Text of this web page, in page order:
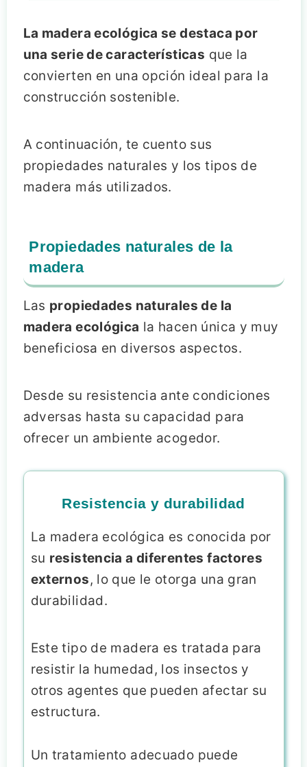
La madera ecológica se destaca por
una serie de características que la
convierten en una opción ideal para la
construcción sostenible.
A continuación, te cuento sus
propiedades naturales y los tipos de
madera más utilizados.
Propiedades naturales de la
madera
Las propiedades naturales de la
madera ecológica la hacen única y muy
beneficiosa en diversos aspectos.
Desde su resistencia ante condiciones
adversas hasta su capacidad para
ofrecer un ambiente acogedor.
Resistencia y durabilidad
La madera ecológica es conocida por
su resistencia a diferentes factores
externos, lo que le otorga una gran
durabilidad.
Este tipo de madera es tratada para
resistir la humedad, los insectos y
otros agentes que pueden afectar su
estructura.
Un tratamiento adecuado puede